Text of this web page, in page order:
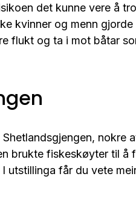
det kunne vere å
kvinner og menn
flukt og ta i mot båtar
nokre
brukte fiskeskøyter til å
utstillinga får du vete